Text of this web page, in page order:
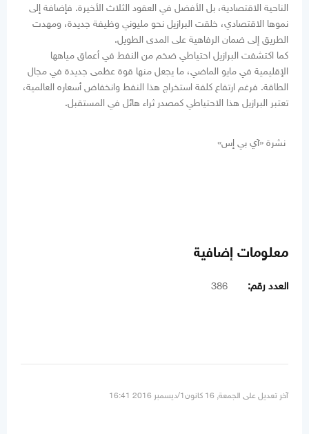
الناحية الاقتصادية، بل الأفضل في العقود الثلاث الأخيرة. فإضافة إلى
نموها الاقتصادي، خلقت البرازيل نحو مليوني وظيفة جديدة، ومهدت
الطريق إلى ضمان الرفاهية على المدى الطويل.
كما اكتشفت البرازيل احتياطي ضخم من النفط في أعماق مياهها
الإقليمية في مايو الماضي، ما يجعل منها قوة عظمى جديدة في مجال
الطاقة. فرغم ارتفاع كلفة استخراج هذا النفط وانخفاض أسعاره العالمية،
تعتبر البرازيل هذا الاحتياطي كمصدر ثراء هائل في المستقبل.
نشرة «آي بي إس»
معلومات إضافية
العدد رقم: 386
آخر تعديل على الجمعة, 16 كانون1/ديسمبر 2016 16:41